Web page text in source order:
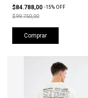
$84.788,00 -15% OFF
$99.750,00
Comprar